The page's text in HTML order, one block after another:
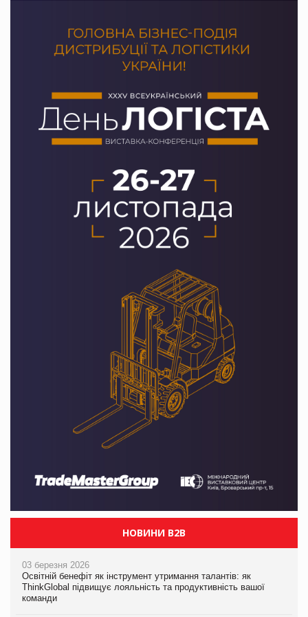
НОВИНИ B2B
03 березня 2026
Освітній бенефіт як інструмент утримання талантів: як
ThinkGlobal підвищує лояльність та продуктивність вашої
команди